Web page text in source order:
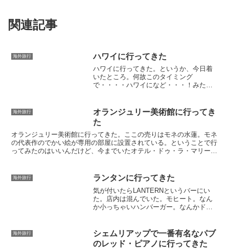
関連記事
海外旅行 ハワイに行ってきた
ハワイに行ってきた。というか、今日着
いたところ。何故このタイミング
で・・・・ハワイになど・・・！みたい
テル。泊まる部屋からの眺め。夢じゃな
いのだ。現実である。ホッ・・・...
海外旅行
オランジュリー美術館に行ってき
た
オランジュリー美術館に行ってきた。ここの売りはモネの水蓮。モネ
の代表作のでかい絵が専用の部屋に設置されている。ということで行
ってみたのはいいんだけど、今までいたオテル・ドゥ・ラ・マリーヌ
海外旅行 ランタンに行ってきた
気が付いたらLANTERNというバーにい
た。店内は混んでいた。モヒート。なん
か小っちゃいハンバーガー。なんかドン
楽とともにレーザービームを駆使したシ
ョーが始まった。バー...
海外旅行
シェムリアップで一番有名なパブ
のレッド・ピアノに行ってきた